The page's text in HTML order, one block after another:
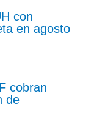
con
en agosto
cobran
de